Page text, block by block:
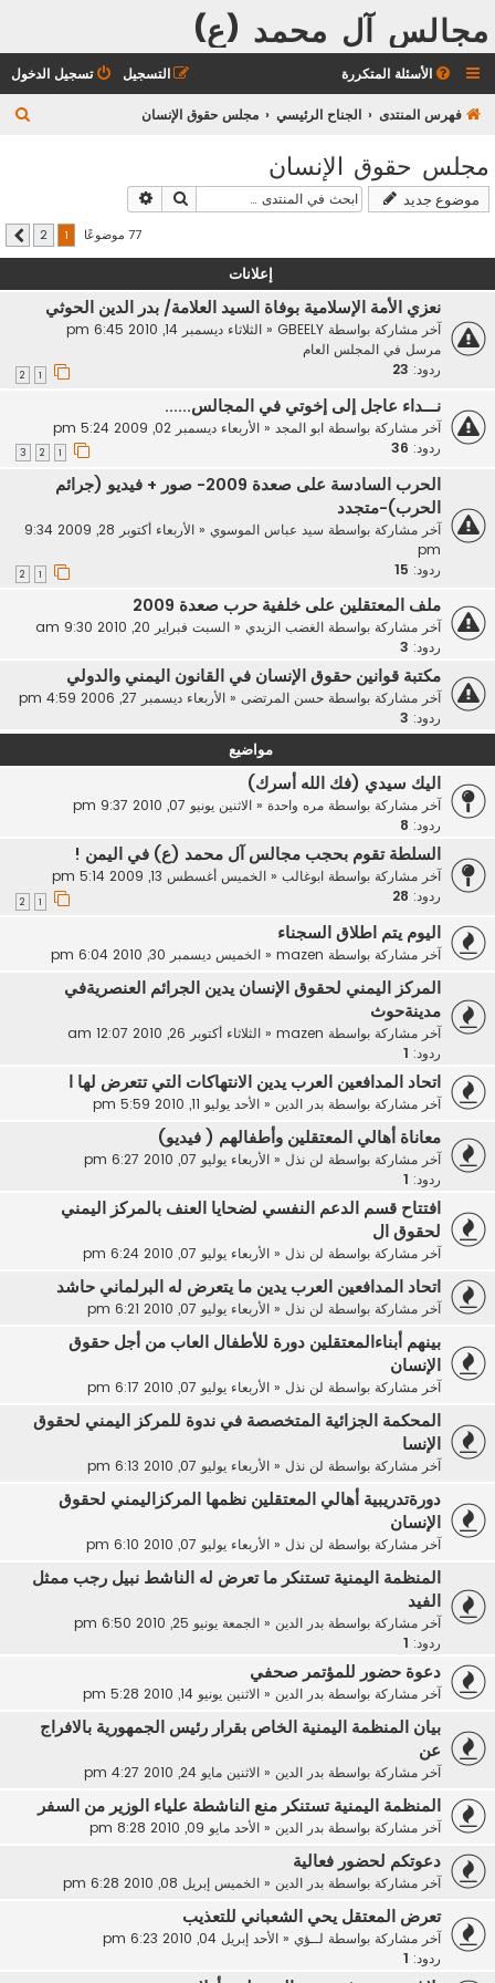
مجالس آل محمد (ع)
الأسئلة المتكررة تسجيل الدخول التسجيل
فهرس المنتدى الجناح الرئيسي مجلس حقوق الإنسان
ب
مجلس حقوق الإنسان
موضوع جديد بحث
77 موضوعًا 2 التالي
إعلانات
نعزي الأمة الإسلامية بوفاة السيد العلامة/ بدر الدين الحوثي
آخر مشاركة بواسطة GBEELY
« الثلاثاء ديسمبر 14, 2010 6:45 pm
مرسل في المجلس العام
ردود: 23
نـــداء عاجل إلى إخوتي في المجالس......
آخر مشاركة بواسطة ابو المجد« الأربعاء ديسمبر 02, 2009 5:24 pm
ردود: 36
3
الحرب السادسة على صعدة 2009- صور + فيديو (جرائم
الحرب)-متجدد
آخر مشاركة بواسطة سيد عباس الموسوي«
الأربعاء أكتوبر 28, 2009 9:34
pm
ردود: 15
ملف المعتقلين على خلفية حرب صعدة 2009
آخر مشاركة بواسطة الغضب الزيدي« السبت فبراير 20, 2010 9:30 am
ردود: 3
مكتبة قوانين حقوق الإنسان في القانون اليمني والدولي
آخر مشاركة بواسطة حسن المرتضى« الأربعاء ديسمبر 27, 2006 4:59 pm
ردود: 3
مواضيع
اليك سيدي (فك الله أسرك)
آخر مشاركة بواسطة مره واحدة« الاثنين يونيو 07, 2010 9:37 pm
ردود: 8
السلطة تقوم بحجب مجالس آل محمد (ع) في اليمن !
آخر مشاركة بواسطة ابوغالب« الخميس أغسطس 13, 2009 5:14 pm
ردود: 28
اليوم يتم اطلاق السجناء
آخر مشاركة بواسطة mazen
« الخميس ديسمبر 30, 2010 6:04 pm
المركز اليمني لحقوق الإنسان يدين الجرائم العنصريةفي
مدينةحوث
آخر مشاركة بواسطة mazen
« الثلاثاء أكتوبر 26, 2010 12:07 am
ردود:
اتحاد المدافعين العرب يدين الانتهاكات التي تتعرض لها ا
آخر مشاركة بواسطة بدر الدين« الأحد يوليو 11, 2010 5:59 pm
معاناة أهالي المعتقلين وأطفالهم ( فيديو)
آخر مشاركة بواسطة لن نذل « الأربعاء يوليو 07, 2010 6:27 pm
ردود:
افتتاح قسم الدعم النفسي لضحايا العنف بالمركز اليمني
لحقوق ال
آخر مشاركة بواسطة لن نذل « الأربعاء يوليو 07, 2010 6:24 pm
اتحاد المدافعين العرب يدين ما يتعرض له البرلماني حاشد
آخر مشاركة بواسطة لن نذل « الأربعاء يوليو 07, 2010 6:21 pm
بينهم أبناءالمعتقلين دورة للأطفال العاب من أجل حقوق
الإنسان
آخر مشاركة بواسطة لن نذل « الأربعاء يوليو 07, 2010 6:17 pm
المحكمة الجزائية المتخصصة في ندوة للمركز اليمني لحقوق
الإنسا
آخر مشاركة بواسطة لن نذل « الأربعاء يوليو 07, 2010 6:13 pm
دورةتدريبية أهالي المعتقلين نظمها المركزاليمني لحقوق
الإنسان
آخر مشاركة بواسطة لن نذل « الأربعاء يوليو 07, 2010 6:10 pm
المنظمة اليمنية تستنكر ما تعرض له الناشط نبيل رجب ممثل
الفيد
آخر مشاركة بواسطة بدر الدين« الجمعة يونيو 25, 2010 6:50 pm
ردود:
دعوة حضور للمؤتمر صحفي
آخر مشاركة بواسطة بدر الدين« الاثنين يونيو 14, 2010 5:28 pm
بيان المنظمة اليمنية الخاص بقرار رئيس الجمهورية بالافراج
عن
آخر مشاركة بواسطة بدر الدين« الاثنين مايو 24, 2010 4:27 pm
المنظمة اليمنية تستنكر منع الناشطة علياء الوزير من السفر
آخر مشاركة بواسطة بدر الدين« الأحد مايو 09, 2010 8:28 pm
دعوتكم لحضور فعالية
آخر مشاركة بواسطة بدر الدين« الخميس إبريل 08, 2010 6:28 pm
تعرض المعتقل يحي الشعباني للتعذيب
آخر مشاركة بواسطة لــؤي« الأحد إبريل 04, 2010 6:23 pm
ردود: